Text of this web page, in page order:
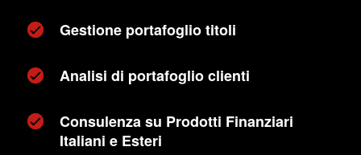
Gestione portafoglio titoli
Analisi di portafoglio clienti
Consulenza su Prodotti Finanziari
Italiani e Esteri